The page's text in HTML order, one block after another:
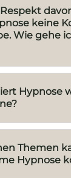
keine
Wie gehe
Hypnose
Themen
Hypnose